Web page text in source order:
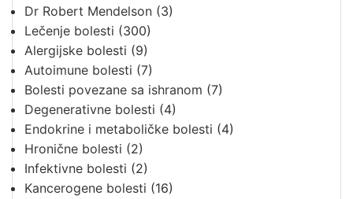
Dr Robert Mendelson (3)
Lečenje bolesti (300)
Alergijske bolesti (9)
Autoimune bolesti (7)
Bolesti povezane sa ishranom (7)
Degenerativne bolesti (4)
Endokrine i metaboličke bolesti (4)
Hronične bolesti (2)
Infektivne bolesti (2)
Kancerogene bolesti (16)